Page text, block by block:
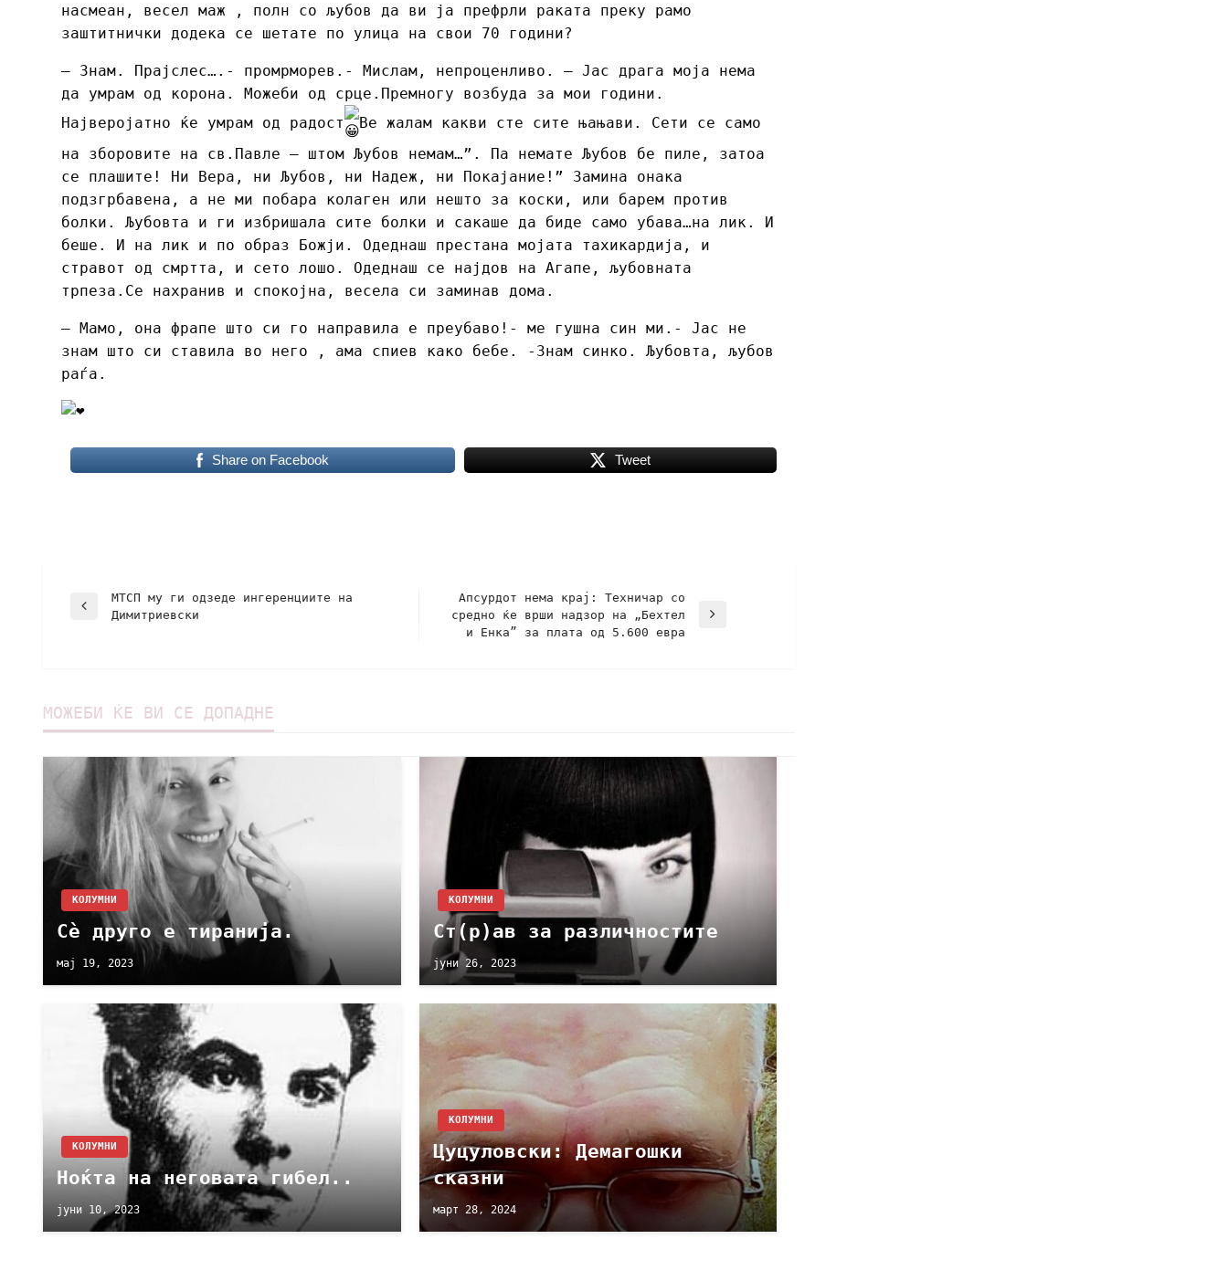
насмеан, весел маж , полн со љубов да ви ја префрли раката преку рамо
заштитнички додека се шетате по улица на свои 70 години?
– Знам. Прајслес….- промрморев.- Мислам, непроценливо. – Јас драга моја нема
да умрам од корона. Можеби од срце.Премногу возбуда за мои години.
Најверојатно ќе умрам од радост
Ве жалам какви сте сите њањави. Сети се само
на зборовите на св.Павле – штом Љубов немам…”. Па немате Љубов бе пиле, затоа
се плашите! Ни Вера, ни Љубов, ни Надеж, ни Покајание!” Замина онака
подзгрбавена, а не ми побара колаген или нешто за коски, или барем против
болки. Љубовта и ги избришала сите болки и сакаше да биде само убава…на лик. И
беше. И на лик и по образ Божји. Одеднаш престана мојата тахикардија, и
стравот од смртта, и сето лошо. Одеднаш се најдов на Агапе, љубовната
трпеза.Се нахранив и спокојна, весела си заминав дома.
– Мамо, она фрапе што си го направила е преубаво!- ме гушна син ми.- Јас не
знам што си ставила во него , ама спиев како бебе. -Знам синко. Љубовта, љубов
раѓа.
Share on Facebook Tweet
МТСП му ги одзеде ингеренциите на
Димитриевски
Aпсурдот нема крај: Техничар со
средно ќе врши надзор на „Бехтел
и Енка” за плата од 5.600 евра
МОЖЕБИ ЌЕ ВИ СЕ ДОПАДНЕ
KОЛУМНИ
Сѐ друго е тиранија.
мај 19, 2023
KОЛУМНИ
Ст(р)ав за различностите
јуни 26, 2023
KОЛУМНИ
Ноќта на неговата гибел..
јуни 10, 2023
KОЛУМНИ
Цуцуловски: Демагошки
сказни
март 28, 2024